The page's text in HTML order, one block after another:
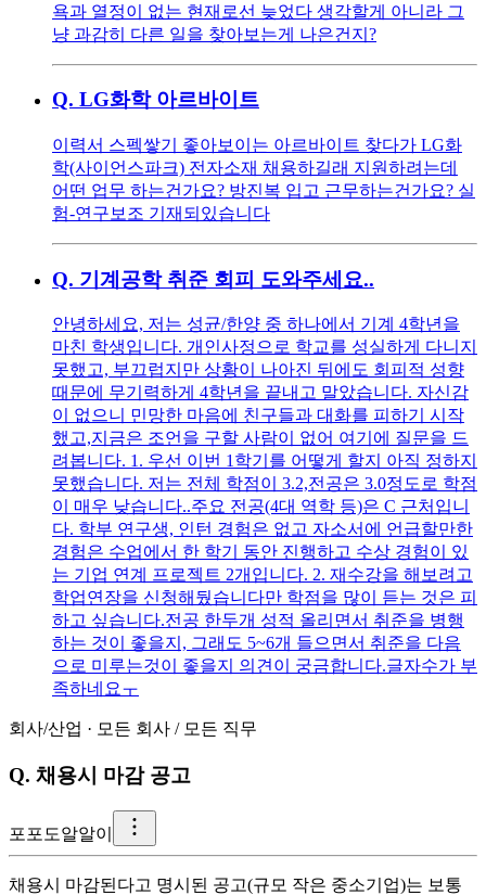
욕과 열정이 없는 현재로선 늦었다 생각할게 아니라 그
냥 과감히 다른 일을 찾아보는게 나은건지?
Q. LG화학 아르바이트
이력서 스펙쌓기 좋아보이는 아르바이트 찾다가 LG화
학(사이언스파크) 전자소재 채용하길래 지원하려는데
어떤 업무 하는건가요? 방진복 입고 근무하는건가요? 실
험-연구보조 기재되있습니다
Q. 기계공학 취준 회피 도와주세요..
안녕하세요, 저는 성균/한양 중 하나에서 기계 4학년을
마친 학생입니다. 개인사정으로 학교를 성실하게 다니지
못했고, 부끄럽지만 상황이 나아진 뒤에도 회피적 성향
때문에 무기력하게 4학년을 끝내고 말았습니다. 자신감
이 없으니 민망한 마음에 친구들과 대화를 피하기 시작
했고,지금은 조언을 구할 사람이 없어 여기에 질문을 드
려봅니다. 1. 우선 이번 1학기를 어떻게 할지 아직 정하지
못했습니다. 저는 전체 학점이 3.2,전공은 3.0정도로 학점
이 매우 낮습니다..주요 전공(4대 역학 등)은 C 근처입니
다. 학부 연구생, 인턴 경험은 없고 자소서에 언급할만한
경험은 수업에서 한 학기 동안 진행하고 수상 경험이 있
는 기업 연계 프로젝트 2개입니다. 2. 재수강을 해보려고
학업연장을 신청해뒀습니다만 학점을 많이 듣는 것은 피
하고 싶습니다.전공 한두개 성적 올리면서 취준을 병행
하는 것이 좋을지, 그래도 5~6개 들으면서 취준을 다음
으로 미루는것이 좋을지 의견이 궁금합니다.글자수가 부
족하네요ㅜ
회사/산업 · 모든 회사 / 모든 직무
Q. 채용시 마감 공고
포 포도알알이
채용시 마감된다고 명시된 공고(규모 작은 중소기업)는 보통